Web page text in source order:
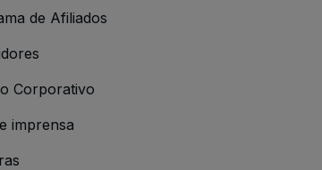
de Afiliados
Corporativo
imprensa